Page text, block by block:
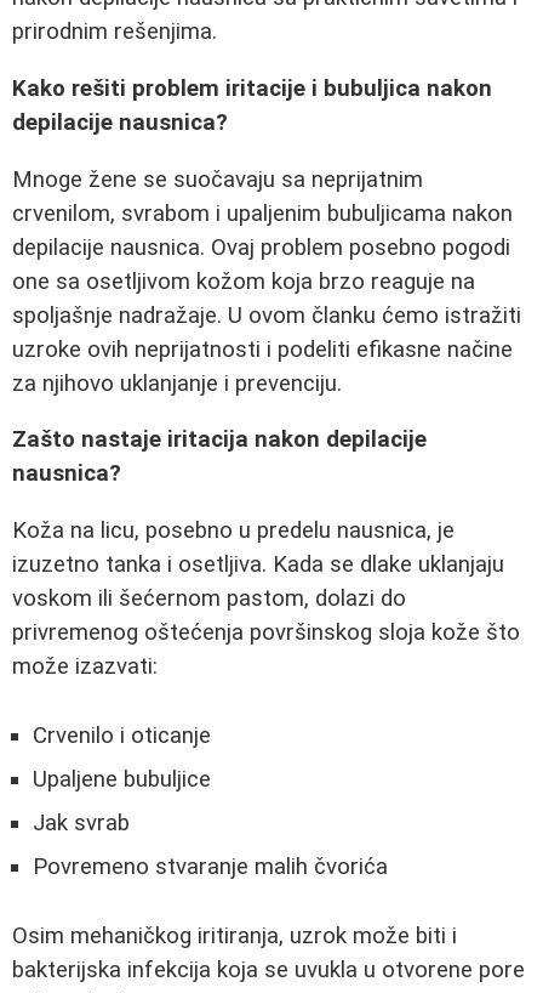
prirodnim rešenjima.
Kako rešiti problem iritacije i bubuljica nakon
depilacije nausnica?
Mnoge žene se suočavaju sa neprijatnim
crvenilom, svrabom i upaljenim bubuljicama nakon
depilacije nausnica. Ovaj problem posebno pogodi
one sa osetljivom kožom koja brzo reaguje na
spoljašnje nadražaje. U ovom članku ćemo istražiti
uzroke ovih neprijatnosti i podeliti efikasne načine
za njihovo uklanjanje i prevenciju.
Zašto nastaje iritacija nakon depilacije
nausnica?
Koža na licu, posebno u predelu nausnica, je
izuzetno tanka i osetljiva. Kada se dlake uklanjaju
voskom ili šećernom pastom, dolazi do
privremenog oštećenja površinskog sloja kože što
može izazvati:
Crvenilo i oticanje
Upaljene bubuljice
Jak svrab
Povremeno stvaranje malih čvorića
Osim mehaničkog iritiranja, uzrok može biti i
bakterijska infekcija koja se uvukla u otvorene pore